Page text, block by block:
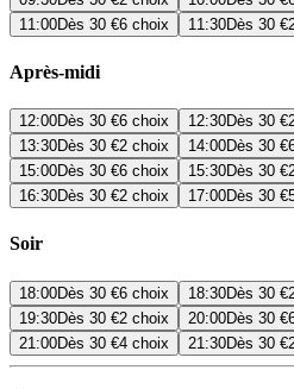
11:00Dès 30 €6 choix 11:30Dès 30 €
Après-midi
12:00Dès 30 €6 choix 12:30Dès 30 €
13:30Dès 30 €2 choix 14:00Dès 30 €
15:00Dès 30 €6 choix 15:30Dès 30 €
16:30Dès 30 €2 choix 17:00Dès 30 €
Soir
18:00Dès 30 €6 choix 18:30Dès 30 €
19:30Dès 30 €2 choix 20:00Dès 30 €
21:00Dès 30 €4 choix 21:30Dès 30 €